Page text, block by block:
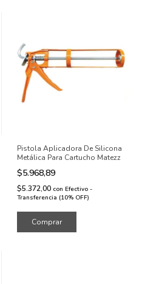
Pistola Aplicadora De Silicona
Metálica Para Cartucho Matezz
$5.968,89
$5.372,00 con Efectivo -
Transferencia (10% OFF)